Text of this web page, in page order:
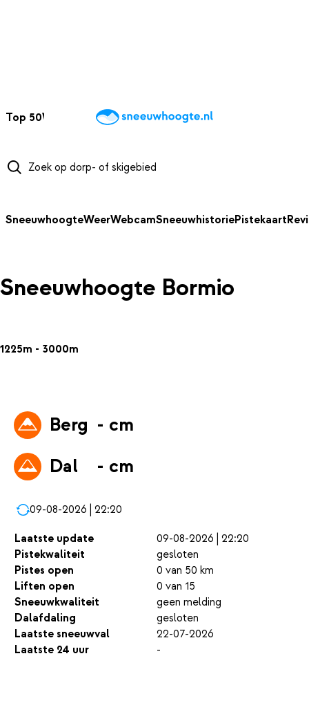
Top 50Webcams WintersportweerKaarten
SneeuwhoogteWeerWebcamSneeuwhistoriePistekaart
Sneeuwhoogte Bormio
1225m - 3000m
Berg - cm
Dal
- cm
09-08-2026 | 22:20
Laatste update
09-08-2026 | 22:20
Pistekwaliteit
gesloten
Pistes open
0 van 50 km
Liften open
0 van 15
Sneeuwkwaliteit
geen melding
Dalafdaling
gesloten
Laatste sneeuwval
22-07-2026
Laatste 24 uur
-